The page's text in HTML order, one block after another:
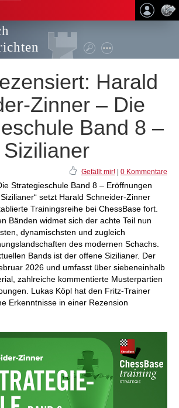
Harald
Zinner – Die
Band 8 –
Gefällt mir! 0 Kommentare
Strategieschule Band 8 – Eröffnungen
setzt Harald Schneider-Zinner
Trainingsreihe bei ChessBase fort.
Bänden widmet sich der achte Teil nun
dynamischsten und zugleich
des modernen Schachs.
Bands ist der offene Sizilianer. Der
2026 und umfasst über siebeneinhalb
zahlreiche kommentierte Musterpartien
Lukas Köpl hat den Fritz-Trainer
Erkenntnisse in einer Rezension